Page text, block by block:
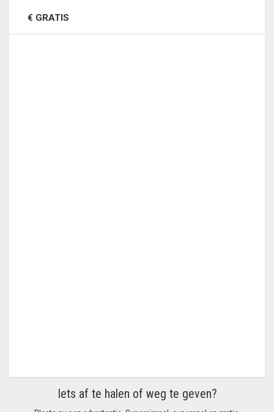
€ GRATIS
Iets af te halen of weg te geven?